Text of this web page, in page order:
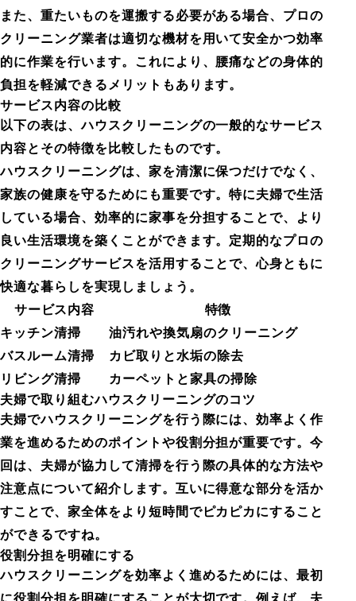
また、重たいものを運搬する必要がある場合、プロの
クリーニング業者は適切な機材を用いて安全かつ効率
的に作業を行います。これにより、腰痛などの身体的
負担を軽減できるメリットもあります。
サービス内容の比較
以下の表は、ハウスクリーニングの一般的なサービス
内容とその特徴を比較したものです。
ハウスクリーニングは、家を清潔に保つだけでなく、
家族の健康を守るためにも重要です。特に夫婦で生活
している場合、効率的に家事を分担することで、より
良い生活環境を築くことができます。定期的なプロの
クリーニングサービスを活用することで、心身ともに
快適な暮らしを実現しましょう。
サービス内容
特徴
キッチン清掃
油汚れや換気扇のクリーニング
バスルーム清掃
カビ取りと水垢の除去
リビング清掃
カーペットと家具の掃除
夫婦で取り組むハウスクリーニングのコツ
夫婦でハウスクリーニングを行う際には、効率よく作
業を進めるためのポイントや役割分担が重要です。今
回は、夫婦が協力して清掃を行う際の具体的な方法や
注意点について紹介します。互いに得意な部分を活か
すことで、家全体をより短時間でピカピカにすること
ができるですね。
役割分担を明確にする
ハウスクリーニングを効率よく進めるためには、最初
に役割分担を明確にすることが大切です。例えば、夫